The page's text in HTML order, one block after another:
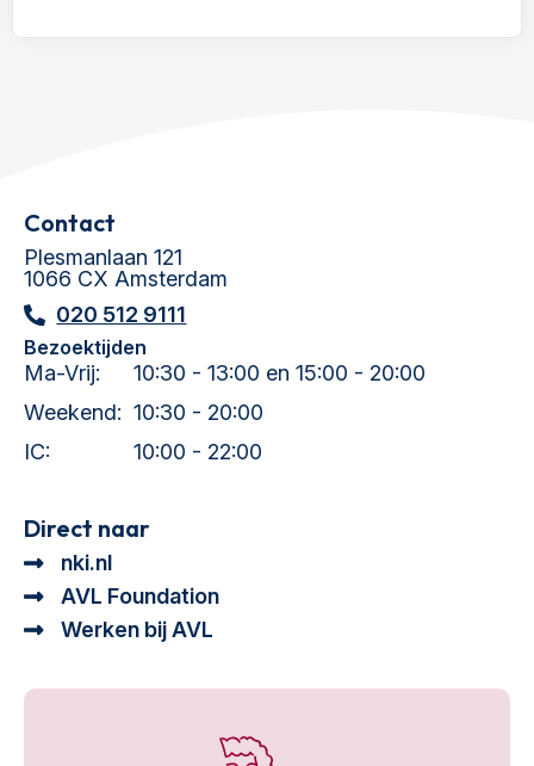
Contact
Plesmanlaan 121
1066 CX Amsterdam
020 512 9111
Bezoektijden
Ma-Vrij:
10:30 - 13:00 en 15:00 - 20:00
Weekend: 10:30 - 20:00
IC:
10:00 - 22:00
Direct naar
nki.nl
AVL Foundation
Werken bij AVL